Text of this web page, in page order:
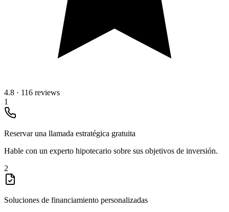
4.8 · 116 reviews
1
Reservar una llamada estratégica gratuita
Hable con un experto hipotecario sobre sus objetivos de inversión.
2
Soluciones de financiamiento personalizadas